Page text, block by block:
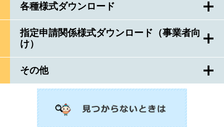
各種様式ダウンロード
指定申請関係様式ダウンロード（事業者向
け）
その他